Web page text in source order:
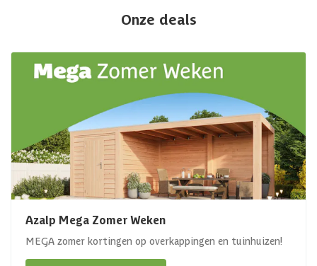
Onze deals
Azalp Mega Zomer Weken
MEGA zomer kortingen op overkappingen en tuinhuizen!